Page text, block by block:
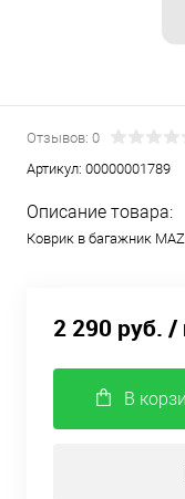
Отзывов: 0
Артикул: 00000001789
Описание товара:
Коврик в багажник
2 290 руб. /
В